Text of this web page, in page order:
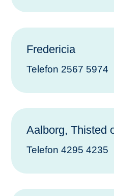
Fredericia
Telefon 2567 5974
Aalborg, Thisted
Telefon 4295 4235